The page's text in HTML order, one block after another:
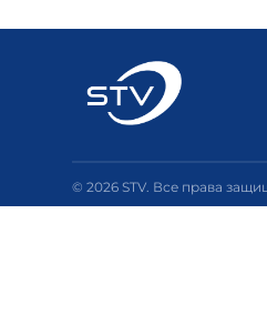
© 2026 STV. Все права